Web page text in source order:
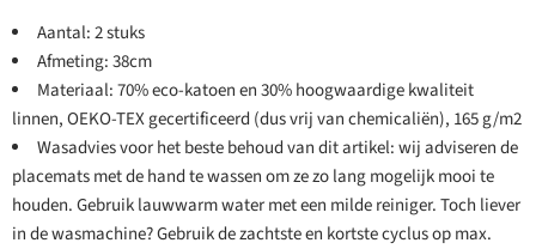
Aantal: 2 stuks
Afmeting: 38cm
Materiaal: 70% eco-katoen en 30% hoogwaardige kwaliteit
linnen, OEKO-TEX gecertificeerd (dus vrij van chemicaliën), 165 g/m2
Wasadvies voor het beste behoud van dit artikel: wij adviseren de
placemats met de hand te wassen om ze zo lang mogelijk mooi te
houden. Gebruik lauwwarm water met een milde reiniger. Toch liever
in de wasmachine? Gebruik de zachtste en kortste cyclus op max.